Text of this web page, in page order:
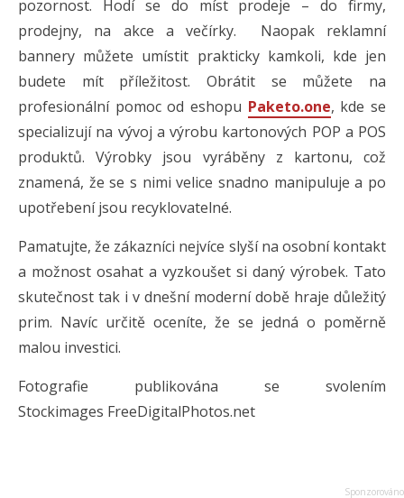
pozornost. Hodí se do míst prodeje – do firmy,
prodejny, na akce a večírky. Naopak reklamní
bannery můžete umístit prakticky kamkoli, kde jen
budete mít příležitost. Obrátit se můžete na
profesionální pomoc od eshopu Paketo.one, kde se
specializují na vývoj a výrobu kartonových POP a POS
produktů. Výrobky jsou vyráběny z kartonu, což
znamená, že se s nimi velice snadno manipuluje a po
upotřebení jsou recyklovatelné.
Pamatujte, že zákazníci nejvíce slyší na osobní kontakt
a možnost osahat a vyzkoušet si daný výrobek. Tato
skutečnost tak i v dnešní moderní době hraje důležitý
prim. Navíc určitě oceníte, že se jedná o poměrně
malou investici.
Fotografie publikována se svolením
Stockimages FreeDigitalPhotos.net